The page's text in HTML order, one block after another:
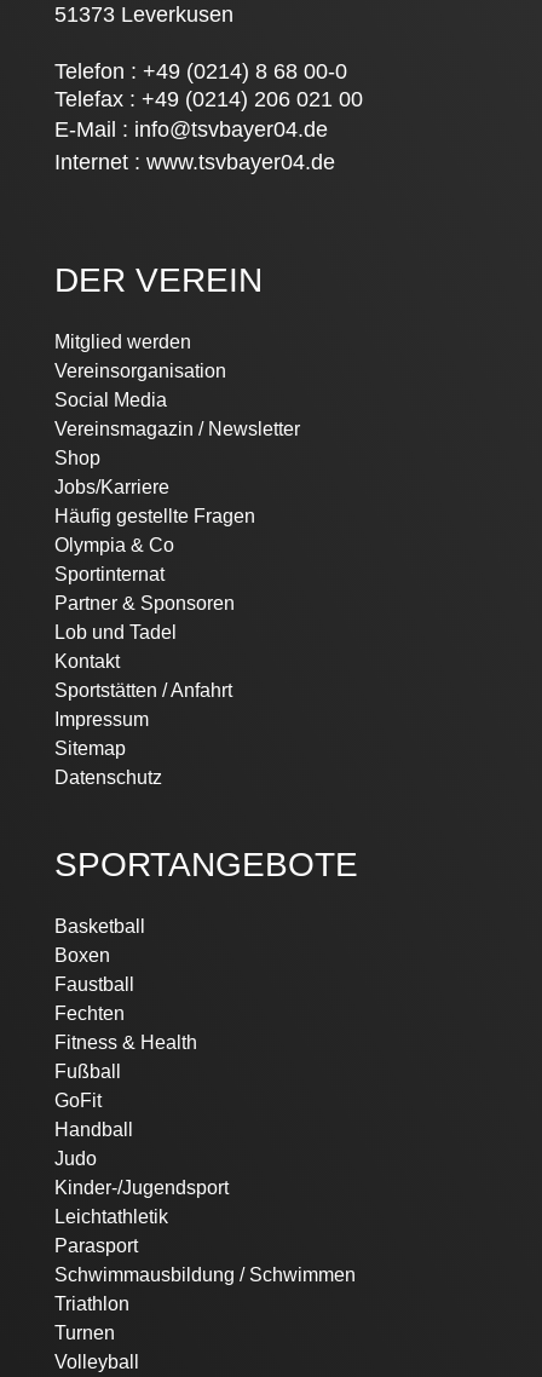
51373 Leverkusen
Telefon : +49 (0214) 8 68 00-0
Telefax : +49 (0214) 206 021 00
E-Mail : info@tsvbayer04.de
Internet : www.tsvbayer04.de
DER VEREIN
Navigation
überspringen
Mitglied werden
Vereinsorganisation
Social Media
Vereinsmagazin / Newsletter
Shop
Jobs/Karriere
Häufig gestellte Fragen
Olympia & Co
Sportinternat
Partner & Sponsoren
Lob und Tadel
Kontakt
Sportstätten / Anfahrt
Impressum
Sitemap
Datenschutz
SPORTANGEBOTE
Navigation
überspringen
Basketball
Boxen
Faustball
Fechten
Fitness & Health
Fußball
GoFit
Handball
Judo
Kinder-/Jugendsport
Leichtathletik
Parasport
Schwimmausbildung / Schwimmen
Triathlon
Turnen
Volleyball